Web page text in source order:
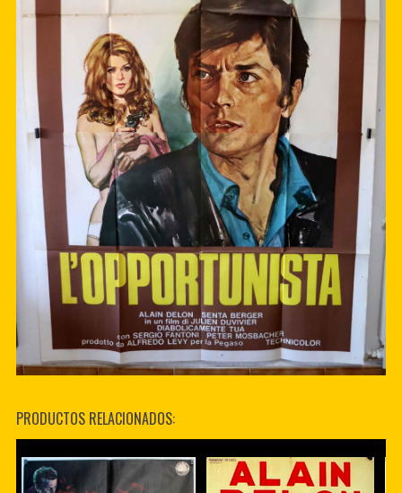
PRODUCTOS RELACIONADOS: